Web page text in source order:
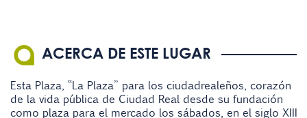
ACERCA DE ESTE LUGAR
Esta Plaza, “La Plaza” para los ciudadrealeños, corazón
de la vida pública de Ciudad Real desde su fundación
como plaza para el mercado los sábados, en el siglo XIII